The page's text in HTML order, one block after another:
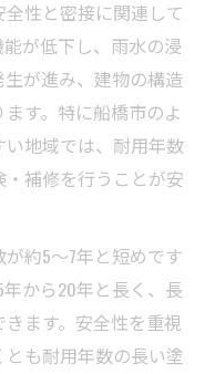
性と密接に関連して
が低下し、雨水の浸
が進み、建物の構造
す。特に船橋市のよ
地域では、耐用年数
補修を行うことが安
約5～7年と短めです
から20年と長く、長
ます。安全性を重視
も耐用年数の長い塗